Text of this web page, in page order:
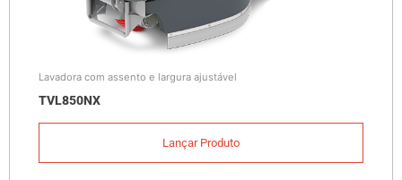
Lavadora com assento e largura ajustável
TVL850NX
Lançar Produto